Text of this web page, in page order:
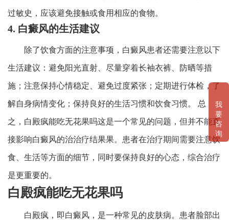
过敏史，应该避免接触或食用相应的食物。
4. 白癜风的生活建议
除了饮食方面的注意事项，白癜风患者还需要注意以下
生活建议：避免阳光直射、尽量穿着长袖衣裤、防晒等措
施；注意保持心情稳定、避免过度紧张；定期进行体检，了
解自身病情变化；保持良好的生活习惯和饮食习惯。 总
之，白殿疯能吃无花果吗这是一个常见的问题，但并不能直
接影响白癜风的治治疗结果果。患者在治疗期间需要注意饮
食、生活等方面的细节，同时要保持良好的心态，综合治疗
是更重要的。
白殿疯能吃无花果吗
白殿疯，即白癜风，是一种常见的皮肤病。患者脸部出
我
要
咨
询